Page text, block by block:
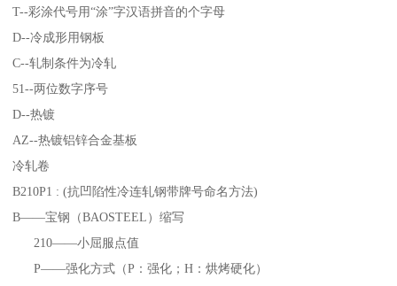
T--彩涂代号用“涂”字汉语拼音的个字母
D--冷成形用钢板
C--轧制条件为冷轧
51--两位数字序号
D--热镀
AZ--热镀铝锌合金基板
冷轧卷
B210P1 : (抗凹陷性冷连轧钢带牌号命名方法)
B——宝钢（BAOSTEEL）缩写
210——小屈服点值
P——强化方式（P：强化；H：烘烤硬化）